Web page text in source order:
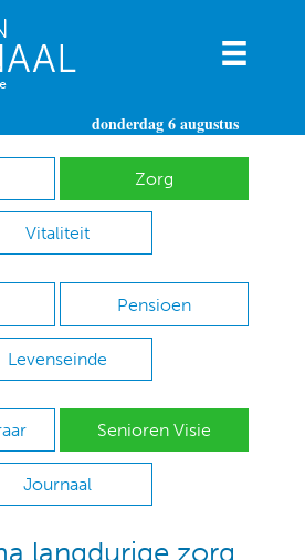
donderdag 6 augustus
Zorg
Vitaliteit
Pensioen
Levenseinde
Senioren Visie
Journaal